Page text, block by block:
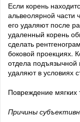
Если корень
альвеолярной
его удаляют после
удаленный корень
сделать
боковой проекциях.
отдела подъязычной
удаляют в условиях
Повреждение мягких
Причины